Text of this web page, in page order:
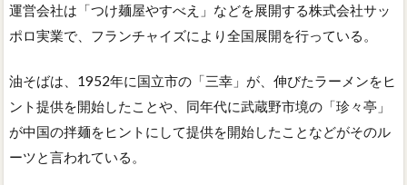
運営会社は「つけ麺屋やすべえ」などを展開する株式会社サッ
ポロ実業で、フランチャイズにより全国展開を行っている。
油そばは、1952年に国立市の「三幸」が、伸びたラーメンをヒ
ント提供を開始したことや、同年代に武蔵野市境の「珍々亭」
が中国の拌麺をヒントにして提供を開始したことなどがそのル
ーツと言われている。